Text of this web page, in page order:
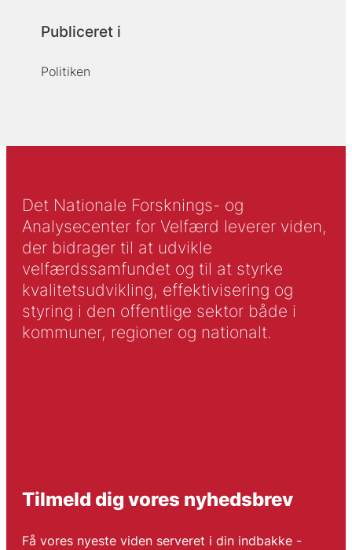
Publiceret i
Politiken
Det Nationale Forsknings- og
Analysecenter for Velfærd leverer viden,
der bidrager til at udvikle
velfærdssamfundet og til at styrke
kvalitetsudvikling, effektivisering og
styring i den offentlige sektor både i
kommuner, regioner og nationalt.
Tilmeld dig vores nyhedsbrev
Få vores nyeste viden serveret i din indbakke -